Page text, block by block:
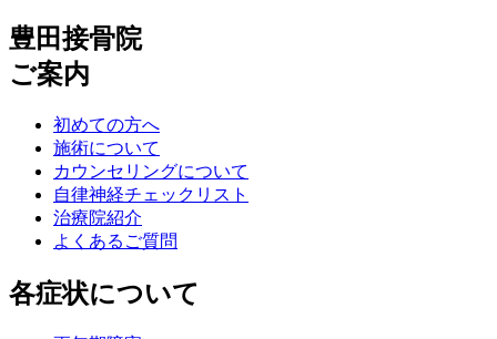
豊田接骨院
ご案内
初めての方へ
施術について
カウンセリングについて
自律神経チェックリスト
治療院紹介
よくあるご質問
各症状について